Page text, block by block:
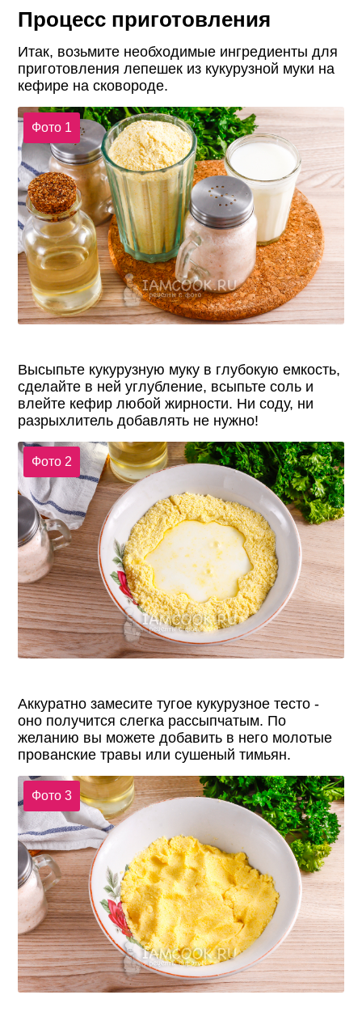
Процесс приготовления
Итак, возьмите необходимые ингредиенты для
приготовления лепешек из кукурузной муки на
кефире на сковороде.
Фото 1
Высыпьте кукурузную муку в глубокую емкость,
сделайте в ней углубление, всыпьте соль и
влейте кефир любой жирности. Ни соду, ни
разрыхлитель добавлять не нужно!
Фото 2
Аккуратно замесите тугое кукурузное тесто -
оно получится слегка рассыпчатым. По
желанию вы можете добавить в него молотые
прованские травы или сушеный тимьян.
Фото 3